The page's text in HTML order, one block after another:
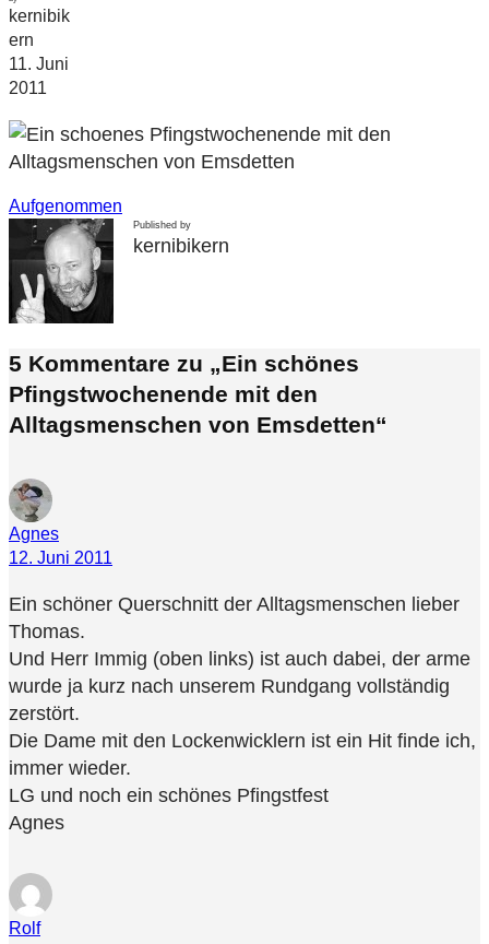
kernibik
ern
11. Juni
2011
Aufgenommen
Published by
kernibikern
5 Kommentare zu „Ein schönes
Pfingstwochenende mit den
Alltagsmenschen von Emsdetten“
Agnes
12. Juni 2011
Ein schöner Querschnitt der Alltagsmenschen lieber
Thomas.
Und Herr Immig (oben links) ist auch dabei, der arme
wurde ja kurz nach unserem Rundgang vollständig
zerstört.
Die Dame mit den Lockenwicklern ist ein Hit finde ich,
immer wieder.
LG und noch ein schönes Pfingstfest
Agnes
Rolf